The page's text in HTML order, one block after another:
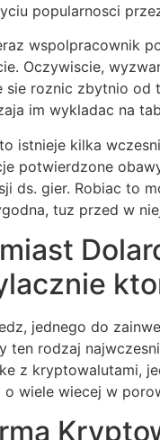
popularnosci
wspolpracownik
Oczywiscie,
sie roznic zbytnio od
im wykladac na
istnieje kilka
potwierdzone
ds. gier. Robiac to
tuz przed w
jednego do
ten rodzaj
z kryptowalutami,
o wiele wiecej w